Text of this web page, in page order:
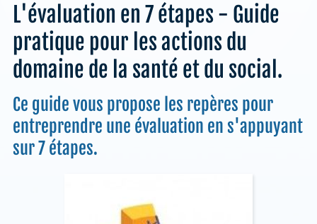
L'évaluation en 7 étapes - Guide
pratique pour les actions du
domaine de la santé et du social.
Ce guide vous propose les repères pour
entreprendre une évaluation en s'appuyant
sur 7 étapes.